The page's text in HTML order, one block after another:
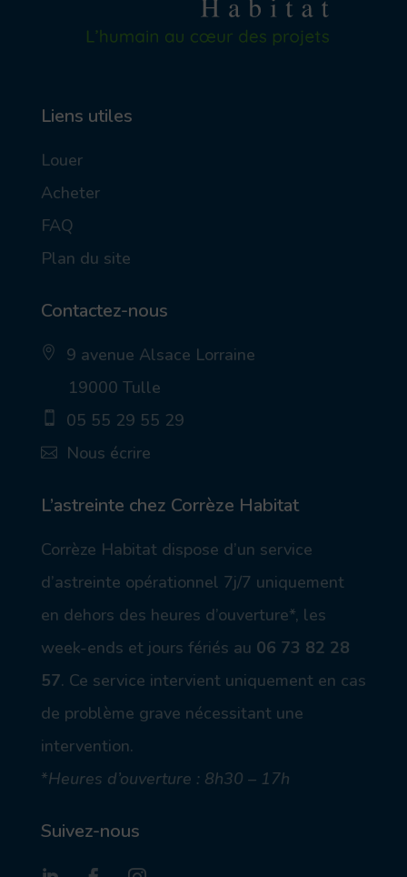
Liens utiles
Louer
Acheter
FAQ
Plan du site
Contactez-nous
in
lt
9 avenue Alsace Lorraine
19000 Tulle
on
ob
on
05 55 29 55 29
_
_a
ic
Nous écrire
L’astreinte chez Corrèze Habitat
Corrèze Habitat dispose d’un service
d’astreinte opérationnel 7j/7 uniquement
en dehors des heures d’ouverture*, les
week-ends et jours fériés au 06 73 82 28
57. Ce service intervient uniquement en cas
de problème grave nécessitant une
intervention.
*Heures d’ouverture : 8h30 – 17h
Suivez-nous